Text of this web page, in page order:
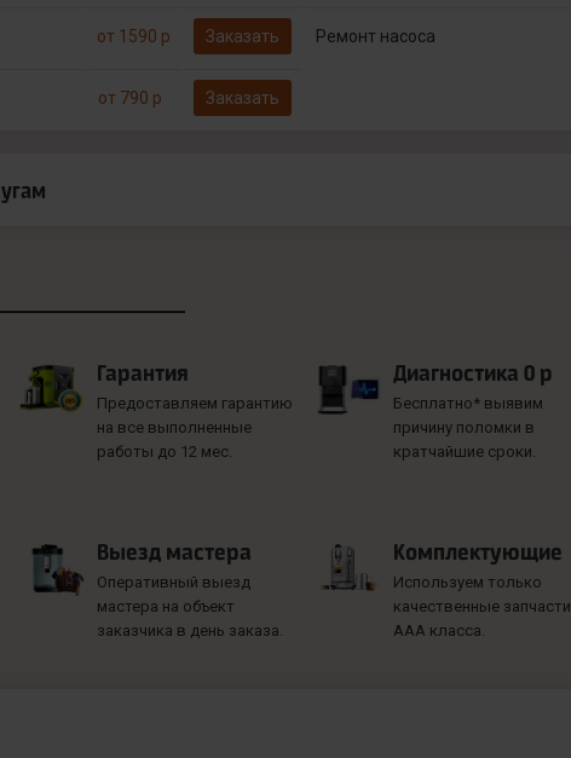
от 1590 р Заказать Ремонт насоса
от 790 р Заказать
Гарантия
Предоставляем гарантию
на все выполненные
работы до 12 мес.
Диагностика 0 р
Бесплатно* выявим
причину поломки в
кратчайшие сроки.
Выезд мастера
Оперативный выезд
мастера на объект
заказчика в день заказа.
Комплектующие
Используем только
качественные запчасти
ААА класса.